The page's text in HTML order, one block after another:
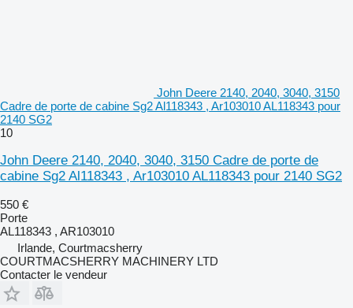
John Deere 2140, 2040, 3040, 3150
Cadre de porte de cabine Sg2 Al118343 , Ar103010 AL118343 pour
2140 SG2
10
John Deere 2140, 2040, 3040, 3150 Cadre de porte de
cabine Sg2 Al118343 , Ar103010 AL118343 pour 2140 SG2
550 €
Porte
AL118343 , AR103010
Irlande, Courtmacsherry
COURTMACSHERRY MACHINERY LTD
Contacter le vendeur